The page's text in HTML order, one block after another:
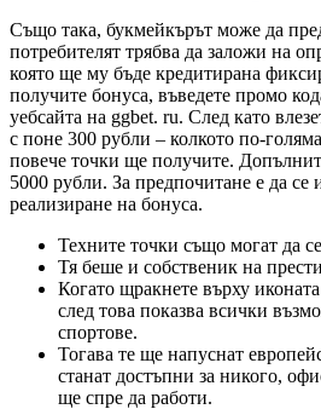
Също така, букмейкърът може да
потребителят трябва да заложи на
която ще му бъде кредитирана
получите бонуса, въведете промо
уебсайта на ggbet. ru. След като
с поне 300 рубли – колкото по-
повече точки ще получите.
5000 рубли. За предпочитане е да се
реализиране на бонуса.
Техните точки също могат да се
Тя беше и собственик на
Когато щракнете върху
след това показва всички
спортове.
Тогава те ще напуснат
станат достъпни за никого,
ще спре да работи.